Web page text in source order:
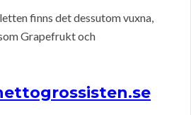
finns det dessutom vuxna,
Grapefrukt och